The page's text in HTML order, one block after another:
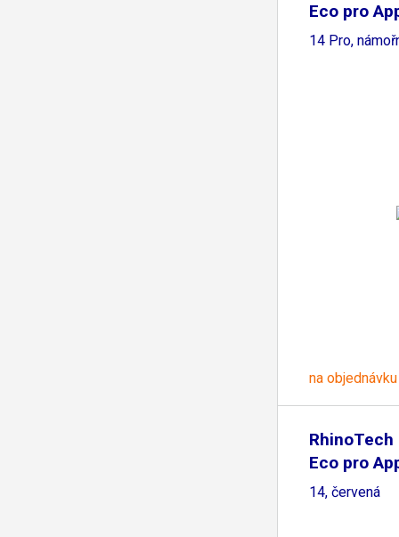
Eco pro
14 Pro,
na objednávku
RhinoTech
Eco pro
14, červená